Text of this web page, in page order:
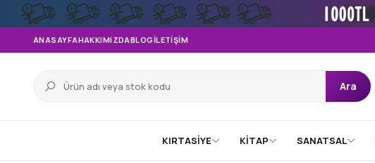
ANASAYFAHAKKIMIZDABLOGİLETIŞIM
Ara
KIRTASİYE KİTAP SANATSAL